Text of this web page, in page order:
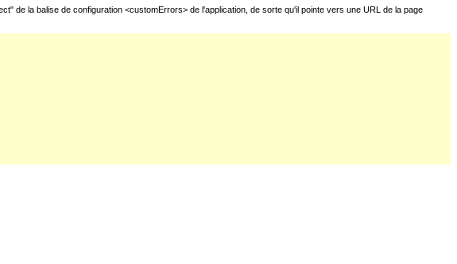
de la balise de configuration <customErrors> de l'application, de sorte qu'il pointe vers une URL de la page